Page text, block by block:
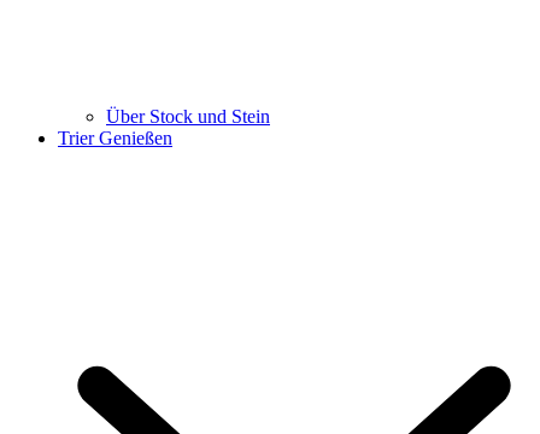
Über Stock und Stein
Trier Genießen